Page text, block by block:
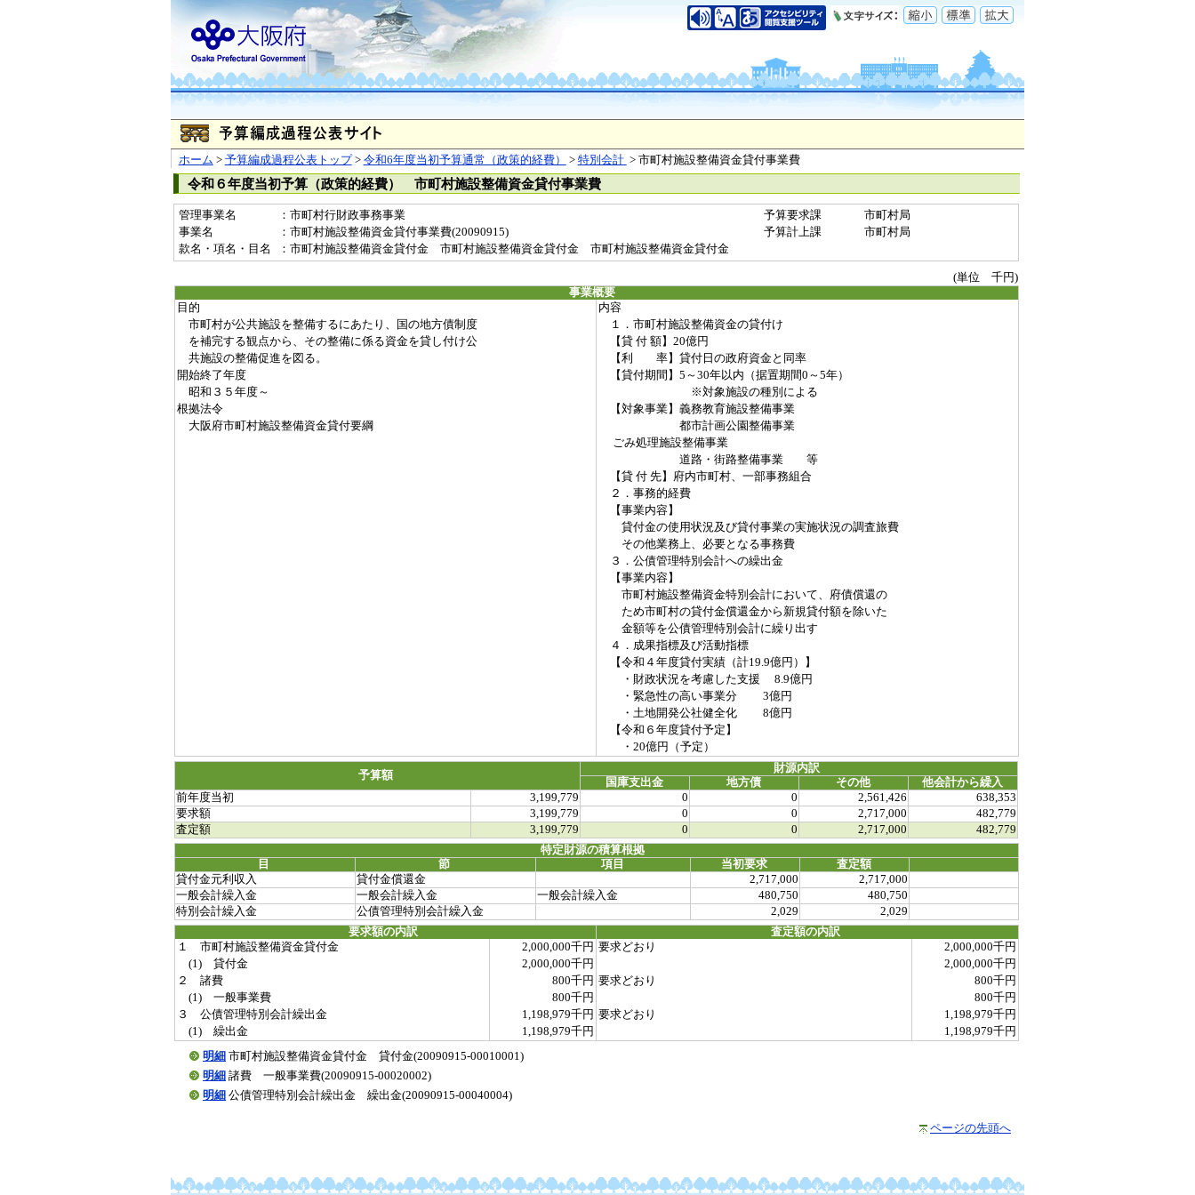
ホーム > 予算編成過程公表トップ> 令和6年度当初予算通常（政策的経費） > 特別会計 > 市町村施設整備資金貸付事業費
令和６年度当初予算（政策的経費） 市町村施設整備資金貸付事業費
管理事業名 ：市町村行財政事務事業 予算要求課
市町村局
事業名
：市町村施設整備資金貸付事業費(20090915) 予算計上課
市町村局
款名・項名・目名
：市町村施設整備資金貸付金 市町村施設整備資金貸付金 市町村施設整備資金貸付金
(単位 千円)
事業概要
目的
内容
市町村が公共施設を整備するにあたり、国の地方債制度
１．市町村施設整備資金の貸付け
を補完する観点から、その整備に係る資金を貸し付け公
【貸 付 額】20億円
共施設の整備促進を図る。
【利 率】貸付日の政府資金と同率
開始終了年度
【貸付期間】5～30年以内（据置期間0～5年）
昭和３５年度～
※対象施設の種別による
根拠法令
【対象事業】義務教育施設整備事業
大阪府市町村施設整備資金貸付要綱
都市計画公園整備事業
ごみ処理施設整備事業
道路・街路整備事業 等
【貸 付 先】府内市町村、一部事務組合
２．事務的経費
【事業内容】
貸付金の使用状況及び貸付事業の実施状況の調査旅費
その他業務上、必要となる事務費
３．公債管理特別会計への繰出金
【事業内容】
市町村施設整備資金特別会計において、府債償還の
ため市町村の貸付金償還金から新規貸付額を除いた
金額等を公債管理特別会計に繰り出す
４．成果指標及び活動指標
【令和４年度貸付実績（計19.9億円）】
・財政状況を考慮した支援 8.9億円
・緊急性の高い事業分 3億円
・土地開発公社健全化 8億円
【令和６年度貸付予定】
・20億円（予定）
予算額
財源内訳
国庫支出金
地方債 その他
他会計から繰入
前年度当初
3,199,779 0 0 2,561,426
638,353
要求額
3,199,779 0 0 2,717,000
482,779
査定額
3,199,779 0 0 2,717,000
482,779
特定財源の積算根拠
目
節 項目 当初要求
査定額
貸付金元利収入
貸付金償還金 2,717,000
2,717,000
一般会計繰入金
一般会計繰入金 一般会計繰入金 480,750
480,750
特別会計繰入金
公債管理特別会計繰入金 2,029
2,029
要求額の内訳
査定額の内訳
１ 市町村施設整備資金貸付金
2,000,000千円 要求どおり
2,000,000千円
(1) 貸付金
2,000,000千円
2,000,000千円
２ 諸費
800千円 要求どおり
800千円
(1) 一般事業費
800千円
800千円
３ 公債管理特別会計繰出金
1,198,979千円 要求どおり
1,198,979千円
(1) 繰出金
1,198,979千円
1,198,979千円
明細 市町村施設整備資金貸付金 貸付金(20090915-00010001)
明細 諸費 一般事業費(20090915-00020002)
明細 公債管理特別会計繰出金 繰出金(20090915-00040004)
ページの先頭へ